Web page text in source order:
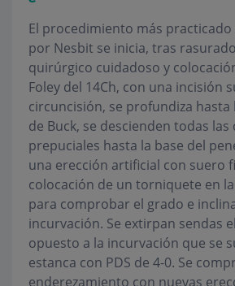
El procedimiento más practicado
por Nesbit se inicia, tras
quirúrgico cuidadoso y
Foley del 14Ch, con una incisión
circuncisión, se profundiza hasta
de Buck, se descienden todas las
prepuciales hasta la base del
una erección artificial con suero
colocación de un torniquete en
para comprobar el grado e
incurvación. Se extirpan sendas
opuesto a la incurvación que se
estanca con PDS de 4-0. Se
enderezamiento con nuevas